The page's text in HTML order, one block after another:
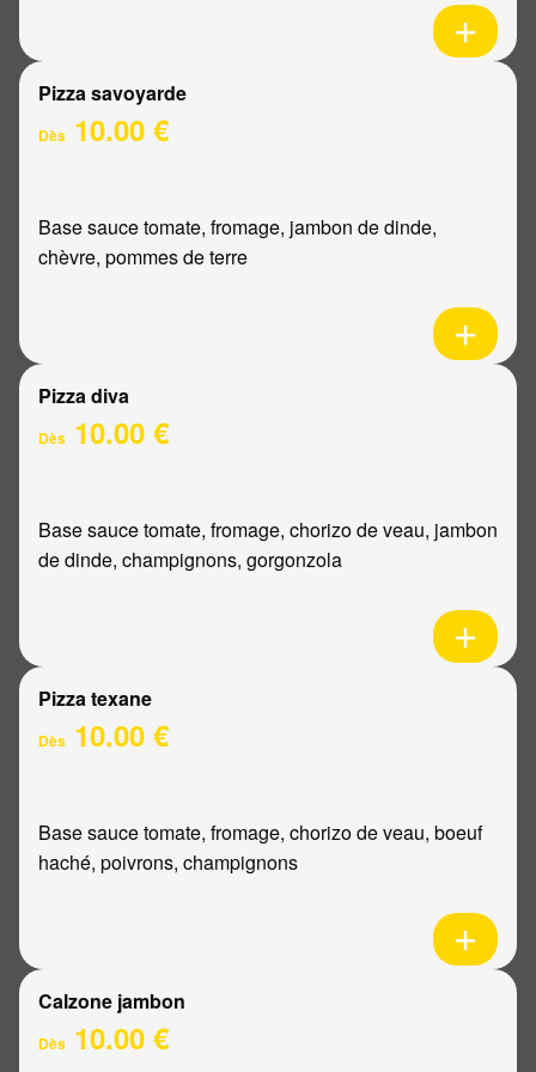
Pizza savoyarde
Dès 10.00 €
Base sauce tomate, fromage, jambon de dinde,
chèvre, pommes de terre
Pizza diva
Dès 10.00 €
Base sauce tomate, fromage, chorizo de veau, jambon
de dinde, champignons, gorgonzola
Pizza texane
Dès 10.00 €
Base sauce tomate, fromage, chorizo de veau, boeuf
haché, poivrons, champignons
Calzone jambon
Dès 10.00 €